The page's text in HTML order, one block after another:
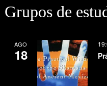
Grupos de
AGO
18